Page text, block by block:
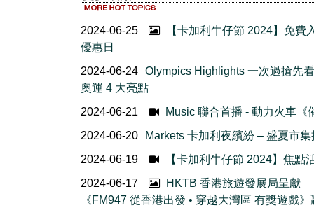
2024-06-25
【卡加利牛仔節 2024】免費
優惠日
2024-06-24 Olympics Highlights 一次過搶先
奧運 4 大亮點
2024-06-21
Music 聯合首播 - 動力火車《
2024-06-20
Markets 卡加利夜繽紛 – 盛夏市集
2024-06-19
【卡加利牛仔節 2024】焦點
2024-06-17
HKTB 香港旅遊發展局呈獻
《FM947 從香港出發 • 穿越大灣區 有獎遊戲